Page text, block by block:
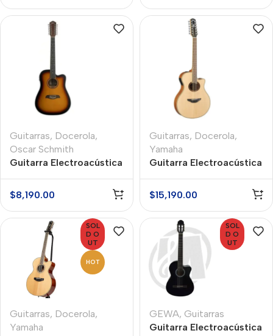
Guitarras, Docerola,
Oscar Schmith
Guitarra Electroacústica
OD312CETS
$8,190.00
Guitarras, Docerola,
Yamaha
Guitarra Electroacústica
APX700II12NT
$15,190.00
SOL
D O
UT
HOT
Guitarras, Docerola,
Yamaha
SOL
D O
UT
GEWA, Guitarras
Guitarra Electroacústica